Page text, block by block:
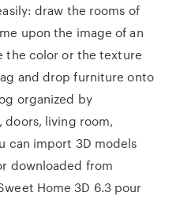
draw the rooms of
upon the image of an
the color or the texture
and drop furniture onto
organized by
doors, living room,
can import 3D models
downloaded from
Home 3D 6.3 pour